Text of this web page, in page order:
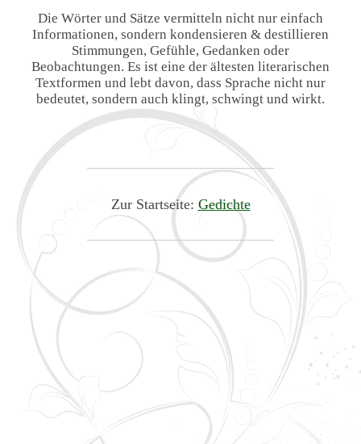
Die Wörter und Sätze vermitteln nicht nur einfach
Informationen, sondern kondensieren & destillieren
Stimmungen, Gefühle, Gedanken oder
Beobachtungen. Es ist eine der ältesten literarischen
Textformen und lebt davon, dass Sprache nicht nur
bedeutet, sondern auch klingt, schwingt und wirkt.
Zur Startseite: Gedichte